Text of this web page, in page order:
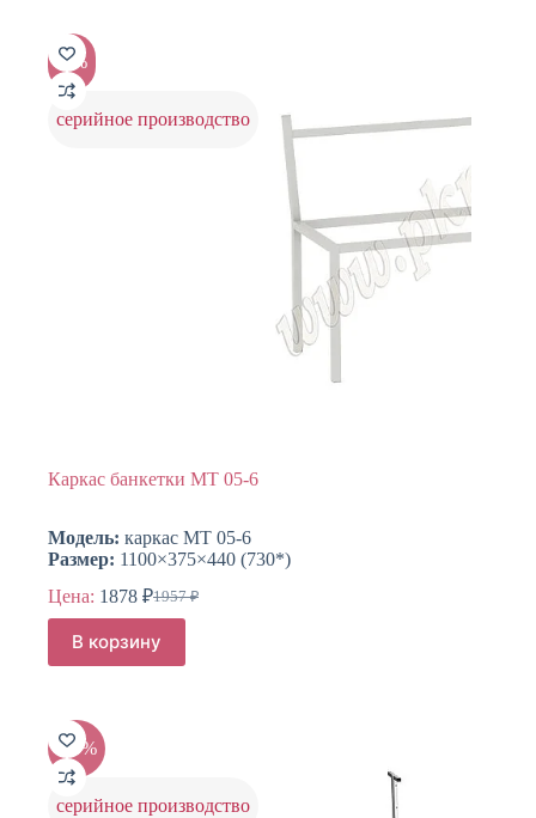
-4%
серийное производство
Каркас банкетки МТ 05-6
Модель: каркас МТ 05-6
Размер: 1100×375×440 (730*)
Цена:
1957₽
Первоначальная
цена
составляла
1957 ₽.
1878 ₽Текущая
цена:
1878 ₽.
В корзину
-25%
серийное производство